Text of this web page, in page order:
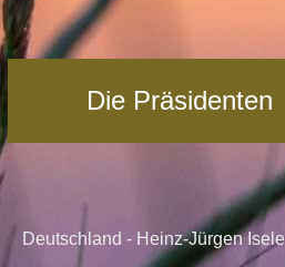
Die Präsidenten
Deutschland - Heinz-Jürgen Isele